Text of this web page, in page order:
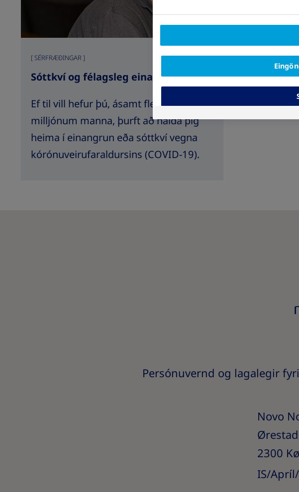
SÉRFRÆÐINGAR
Sóttkví og félagsleg einangrun
Ef til vill hefur þú, ásamt fleiri
milljónum manna, þurft að halda þig
heima í einangrun eða sóttkví vegna
kórónuveirufaraldursins (COVID-19).
Persónuvernd og lagalegir
Novo
2300
IS/